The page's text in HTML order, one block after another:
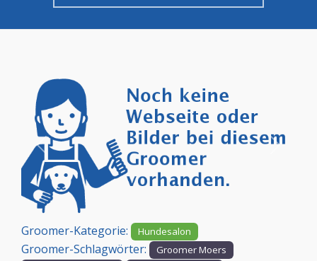
Vorheriges
Groomer-Kategorie: Hundesalon
Groomer-Schlagwörter:
Groomer Moers